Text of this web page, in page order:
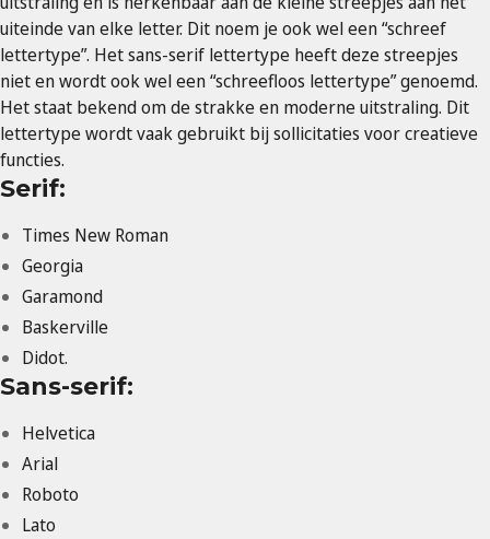
uiteinde van elke letter. Dit noem je ook wel een “schreef
lettertype”. Het sans-serif lettertype heeft deze streepjes
niet en wordt ook wel een “schreefloos lettertype” genoemd.
Het staat bekend om de strakke en moderne uitstraling. Dit
lettertype wordt vaak gebruikt bij sollicitaties voor creatieve
functies.
Serif:
Times New Roman
Georgia
Garamond
Baskerville
Didot.
Sans-serif:
Helvetica
Arial
Roboto
Lato